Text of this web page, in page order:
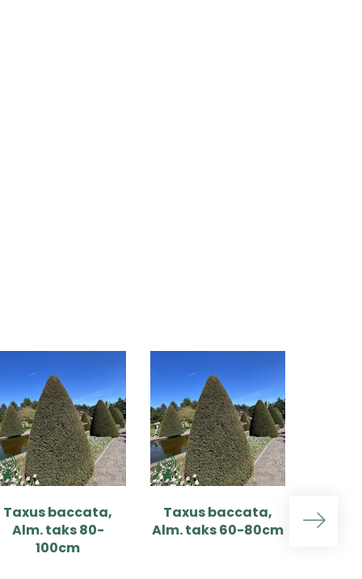
Taxus baccata,
Alm. taks 80-
100cm
Taxus baccata,
Alm. taks 60-80cm
Alm.